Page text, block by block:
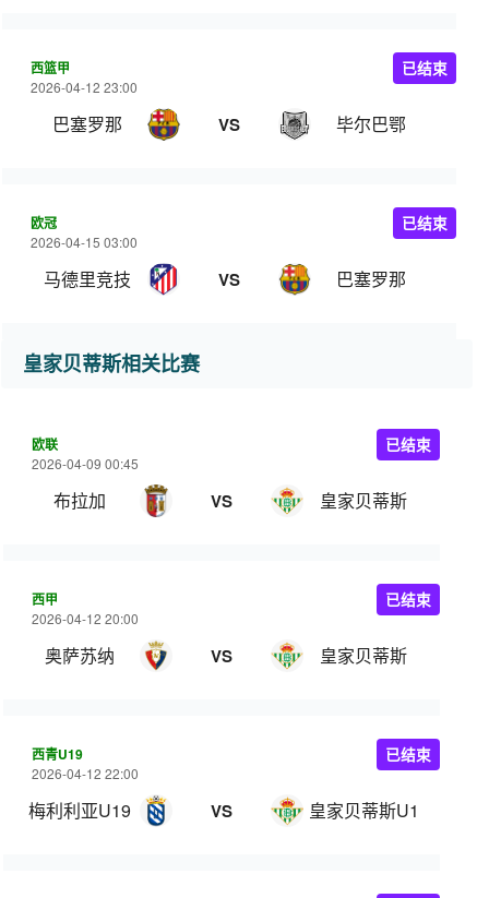
西篮甲
2026-04-12 23:00
巴塞罗那 VS 毕尔巴鄂
已结束
欧冠
2026-04-15 03:00
马德里竞技 VS 巴塞罗那
已结束
皇家贝蒂斯相关比赛
欧联
2026-04-09 00:45
布拉加 VS 皇家贝蒂斯
已结束
西甲
2026-04-12 20:00
奥萨苏纳 VS 皇家贝蒂斯
已结束
西青U19
2026-04-12 22:00
梅利利亚U19 VS 皇家贝蒂斯U19
已结束